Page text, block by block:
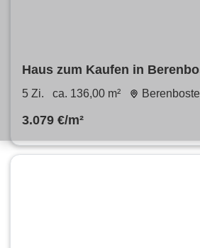
Haus zum Kaufen in
136 m²
5 Zi. ca. 136,00 m²
3.079 €/m²